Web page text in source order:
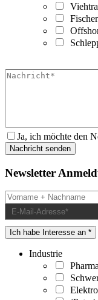
Ja, ich möchte den
Newsletter
Ich habe Interesse an *
Industrie